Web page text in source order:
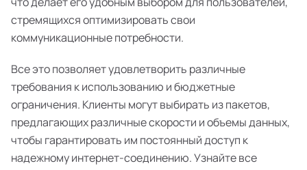
стремящихся оптимизировать свои
коммуникационные потребности.
Все это позволяет удовлетворить различные
требования к использованию и бюджетные
ограничения. Клиенты могут выбирать из пакетов,
предлагающих различные скорости и объемы данных,
чтобы гарантировать им постоянный доступ к
надежному интернет-соединению. Узнайте все